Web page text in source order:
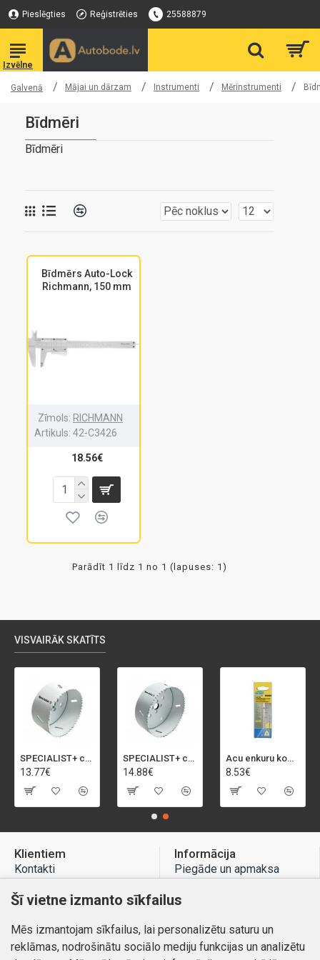
Pieslēgties Reģistrēties 25588879
Galvenā Mājai un dārzam Instrumenti Mērinstrumenti
Bīdmēri
Bīdmēri
Bīdmērs Auto-Lock
Richmann, 150 mm
Zīmols: RICHMANN
Artikuls: 42-C3426
18.56€
Parādīt 1 līdz 1 no 1 (lapuses: 1)
VISVAIRĀK SKATĪTS
SPECIALIST+ caurumu zāģis BI-METAL, 92 mm
13.77€
SPECIALIST+ caurumu zāģis BI-METAL, 98 mm
14.88€
Acu enkuru komplekts, 3-13 mm, Rapid, 12 gab.
8.53€
Klientiem
Kontakti
Preču atgriešana
Mans profils
Informācija
Piegāde un apmaksa
Atteikuma tiesības
Kontakti
Šī vietne izmanto sīkfailus
Mēs izmantojam sīkfailus, lai personalizētu saturu un
reklāmas, nodrošinātu sociālo mediju funkcijas un analizētu